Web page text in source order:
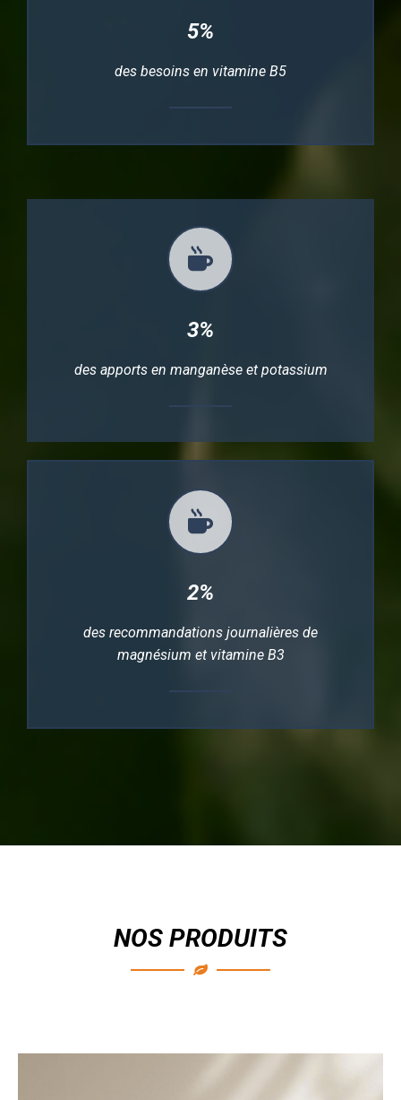
5%
des besoins en vitamine B5
3%
des apports en manganèse et potassium
2%
des recommandations journalières de
magnésium et vitamine B3
NOS PRODUITS